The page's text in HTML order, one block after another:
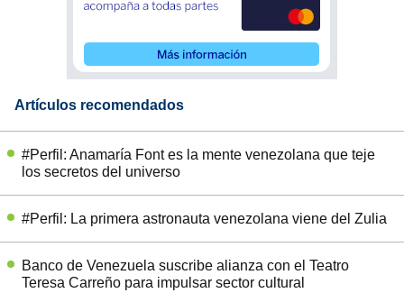
Artículos recomendados
#Perfil: Anamaría Font es la mente venezolana que teje
los secretos del universo
#Perfil: La primera astronauta venezolana viene del Zulia
Banco de Venezuela suscribe alianza con el Teatro
Teresa Carreño para impulsar sector cultural